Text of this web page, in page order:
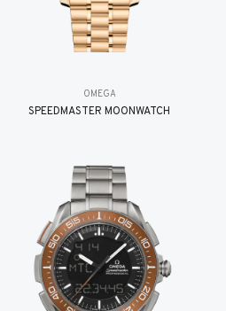
OMEGA
SPEEDMASTER MOONWATCH